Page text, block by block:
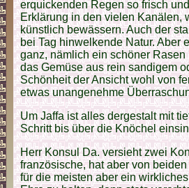
erquickenden Regen so frisch
Erklärung in den vielen Kanälen,
künstlich bewässern. Auch der
bei Tag hinwelkende Natur. Aber
ganz, nämlich ein schöner
das Gemüse aus rein sandigem
Schönheit der Ansicht wohl von
etwas unangenehme
Um Jaffa ist alles dergestalt mit
Schritt bis über die Knöchel
Herr Konsul Da. versieht zwei
französische, hat aber von
für die meisten aber ein